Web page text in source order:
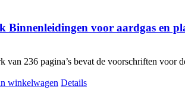
Binnenleidingen voor aardgas en
van 236 pagina’s bevat de voorschriften voor
winkelwagen Details